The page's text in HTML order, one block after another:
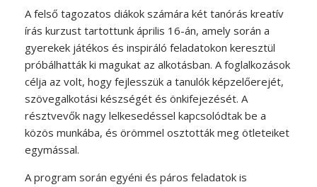
A felső tagozatos diákok számára két tanórás kreatív
írás kurzust tartottunk április 16-án, amely során a
gyerekek játékos és inspiráló feladatokon keresztül
próbálhatták ki magukat az alkotásban. A foglalkozások
célja az volt, hogy fejlesszük a tanulók képzelőerejét,
szövegalkotási készségét és önkifejezését. A
résztvevők nagy lelkesedéssel kapcsolódtak be a
közös munkába, és örömmel osztották meg ötleteiket
egymással.
A program során egyéni és páros feladatok is